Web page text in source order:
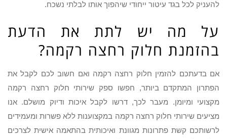
להעניק לכל בגד עיטור ייחודי שיהפוך אותו לבלתי נשכח.
על מה יש לתת את הדעת
בהזמנת חלוק רחצה רקמה?
אם בדעתכם להזמין חלוק רחצה רקמה ואם חשוב לכם לקבל את
הפתרון המתקדם ביותר, חפשו ספק שירותי חלוק רחצה רקמה
מקצועי ומיומן. מעבר לכך, דרשו לקבל איכות ודיוק מושלם. אנו
מציעים שירותי חלוק רחצה רקמה במקצוענות ללא פשרות ומעמידים
לרשותכם קשת פתרונות מגוונת ואיכותית בהתאמה אישית לצרכים